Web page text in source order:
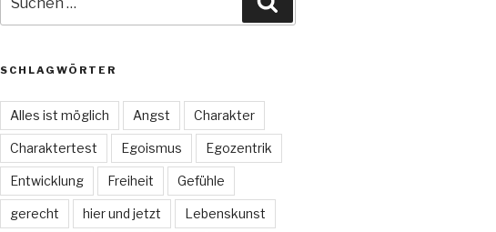
nach:
SCHLAGWÖRTER
Alles ist möglich Angst Charakter
Charaktertest Egoismus Egozentrik
Entwicklung Freiheit Gefühle
gerecht hier und jetzt Lebenskunst